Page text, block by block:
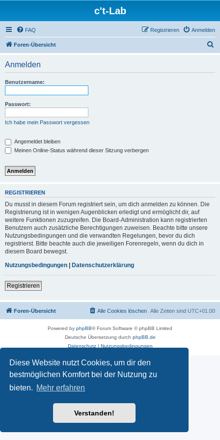
Diese Website nutzt Cookies, um dir den
bestmöglichen Komfort bei der Nutzung zu
bieten. Mehr erfahren
Verstanden!
c't-Lab
FAQ Anmelden
Registrieren
Foren-Übersicht
Anmelden
Benutzername:
Passwort:
Ich habe mein Passwort vergessen
Angemeldet bleiben
Meinen Online-Status während dieser Sitzung verbergen
REGISTRIEREN
Du musst in diesem Forum registriert sein, um dich anmelden zu können. Die
Registrierung ist in wenigen Augenblicken erledigt und ermöglicht dir, auf
weitere Funktionen zuzugreifen. Die Board-Administration kann registrierten
Benutzern auch zusätzliche Berechtigungen zuweisen. Beachte bitte unsere
Nutzungsbedingungen und die verwandten Regelungen, bevor du dich
registrierst. Bitte beachte auch die jeweiligen Forenregeln, wenn du dich in
diesem Board bewegst.
Nutzungsbedingungen | Datenschutzerklärung
Registrieren
Foren-Übersicht Alle Zeiten sind UTC+01:00
Alle Cookies löschen
Powered by phpBB® Forum Software © phpBB Limited
Deutsche Übersetzung durch phpBB.de
Datenschutz| Nutzungsbedingungen